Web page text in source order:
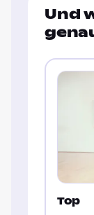
Und
Top